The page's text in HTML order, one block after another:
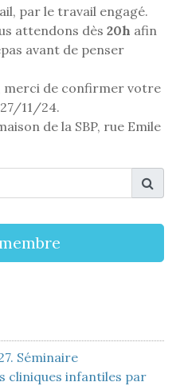
par le travail engagé.
attendons dès 20h afin
avant de penser
merci de confirmer votre
11/24.
de la SBP, rue Emile
Séminaire
cliniques infantiles par